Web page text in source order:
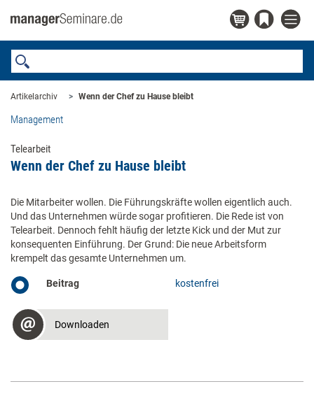
Artikelarchiv Wenn der Chef zu Hause bleibt
Management
Telearbeit
Wenn der Chef zu Hause bleibt
Die Mitarbeiter wollen. Die Führungskräfte wollen eigentlich auch.
Und das Unternehmen würde sogar profitieren. Die Rede ist von
Telearbeit. Dennoch fehlt häufig der letzte Kick und der Mut zur
konsequenten Einführung. Der Grund: Die neue Arbeitsform
krempelt das gesamte Unternehmen um.
Beitrag kostenfrei
Downloaden